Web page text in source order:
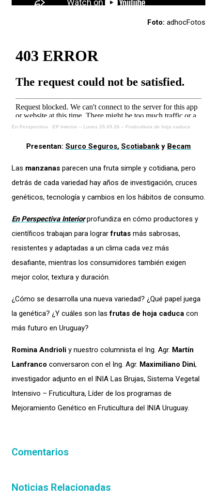
Foto: adhocFotos
En Perspectiva · EP Interior – Lunes 25.05.26 – Fruticultura de hoja caduca
Presentan: Surco Seguros, Scotiabank y Becam
Las manzanas parecen una fruta simple y cotidiana, pero
detrás de cada variedad hay años de investigación, cruces
genéticos, tecnología y cambios en los hábitos de consumo.
En Perspectiva Interiorprofundiza en cómo productores y
científicos trabajan para lograrfrutas más sabrosas,
resistentes y adaptadas a un clima cada vez más
desafiante, mientras los consumidores también exigen
mejor color, textura y duración.
¿Cómo se desarrolla una nueva variedad? ¿Qué papel juega
la genética? ¿Y cuáles son lasfrutas de hoja caduca con
más futuro en Uruguay?
Romina Andrioli y nuestro columnista el Ing. Agr. Martín
Lanfranco conversaron con el Ing. Agr. Maximiliano Dini,
investigador adjunto en el INIA Las Brujas, Sistema Vegetal
Intensivo – Fruticultura, Líder de los programas de
Mejoramiento Genético en Fruticultura del INIA Uruguay.
Comentarios
Noticias Relacionadas